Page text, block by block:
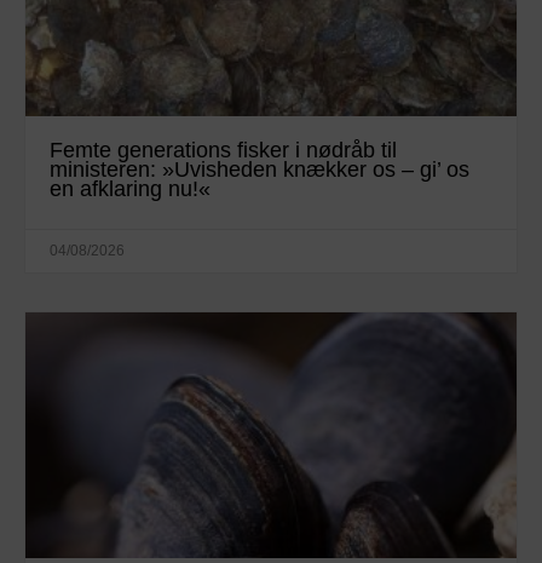
Femte generations fisker i nødråb til
ministeren: »Uvisheden knækker os – gi’ os
en afklaring nu!«
04/08/2026